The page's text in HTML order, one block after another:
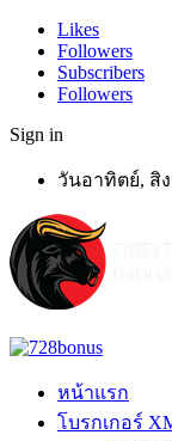
Likes
Followers
Subscribers
Followers
Sign in
วันอาทิตย์, สิ
หน้าแรก
โบรกเกอร์